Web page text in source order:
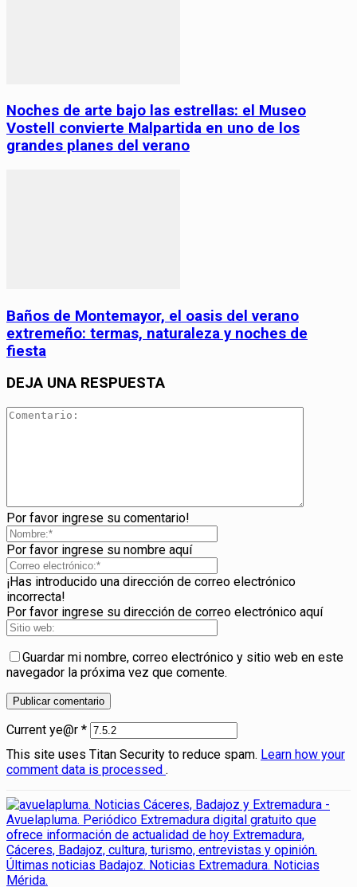
Noches de arte bajo las estrellas: el Museo
Vostell convierte Malpartida en uno de los
grandes planes del verano
Baños de Montemayor, el oasis del verano
extremeño: termas, naturaleza y noches de
fiesta
DEJA UNA RESPUESTA
Por favor ingrese su comentario!
Por favor ingrese su nombre aquí
¡Has introducido una dirección de correo electrónico
incorrecta!
Por favor ingrese su dirección de correo electrónico aquí
Guardar mi nombre, correo electrónico y sitio web en este
navegador la próxima vez que comente.
Current ye@r *
This site uses Titan Security to reduce spam. Learn how your
comment data is processed .